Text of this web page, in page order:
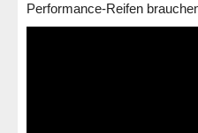
Performance-Reifen